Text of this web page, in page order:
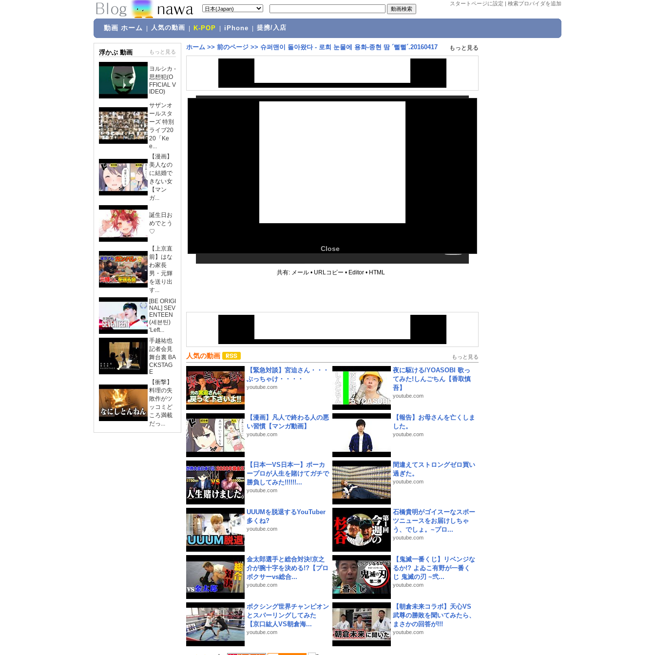
スタートページに設定 | 検索プロバイダを追加
動画 ホーム 人気の動画 K-POP iPhone 提携/入店
浮かぶ 動画 もっと見る
ヨルシカ -
思想犯(O
FFICIAL V
IDEO)
サザンオ
ールスタ
ーズ 特別
ライブ20
20「Ke
e...
【漫画】
美人なの
に結婚で
きない女
【マン
ガ...
誕生日お
めでとう
♡
【上京直
前】はな
わ家長
男・元輝
を送り出
す...
[BE ORIGI
NAL] SEV
ENTEEN
(세븐틴)
'Left...
手越祐也
記者会見
舞台裏 BA
CKSTAG
E
【衝撃】
料理の失
敗作がツ
ッコミど
ころ満載
だっ...
ホーム >> 前のページ >> 슈퍼맨이 돌아왔다 - 로희 눈물에 용화-종현 땀 ´뻘뻘´.20160417 もっと見る
Close
共有: メール • URLコピー • Editor • HTML
人気の動画 もっと見る
【緊急対談】宮迫さん・・・
ぶっちゃけ・・・・
youtube.com
夜に駆ける/YOASOBI 歌っ
てみた!しんごちん【香取慎
吾】
youtube.com
【漫画】凡人で終わる人の悪
い習慣【マンガ動画】
youtube.com
【報告】お母さんを亡くしま
した。
youtube.com
【日本一VS日本一】ポーカ
ープロが人生を賭けてガチで
勝負してみた!!!!!!...
youtube.com
間違えてストロングゼロ買い
過ぎた。
youtube.com
UUUMを脱退するYouTuber
多くね?
youtube.com
石橋貴明がゴイスーなスポー
ツニュースをお届けしちゃ
う、でしょ。~プロ...
youtube.com
金太郎選手と総合対決!京之
介が腕十字を決める!?【プロ
ボクサーvs総合...
youtube.com
【鬼滅一番くじ】リベンジな
るか!? よゐこ有野が一番く
じ 鬼滅の刃 ~弐...
youtube.com
ボクシング世界チャンピオン
とスパーリングしてみた
【京口紘人VS朝倉海...
youtube.com
【朝倉未来コラボ】天心VS
武尊の勝敗を聞いてみたら、
まさかの回答が!!!
youtube.com